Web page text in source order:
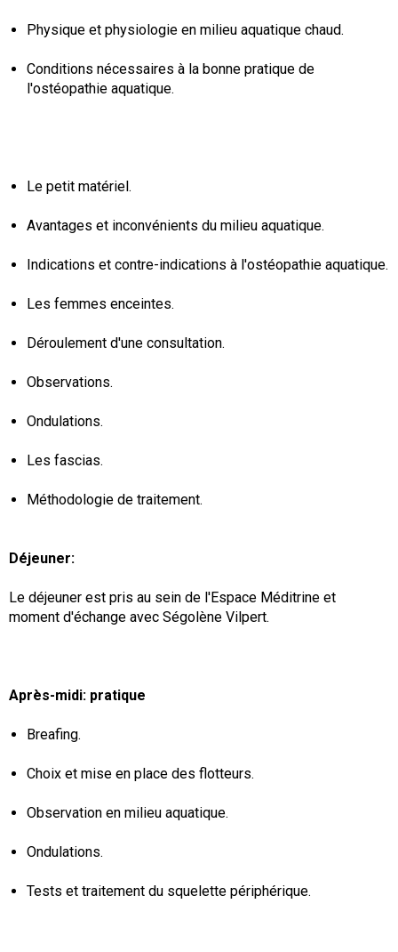
Physique et physiologie en milieu aquatique chaud.
Conditions nécessaires à la bonne pratique de
l'ostéopathie aquatique.
Le petit matériel.
Avantages et inconvénients du milieu aquatique.
Indications et contre-indications à l'ostéopathie aquatique.
Les femmes enceintes.
Déroulement d'une consultation.
Observations.
Ondulations.
Les fascias.
Méthodologie de traitement.
Déjeuner:
Le déjeuner est pris au sein de l'Espace Méditrine et
moment d'échange avec Ségolène Vilpert.
Après-midi: pratique
Breafing.
Choix et mise en place des flotteurs.
Observation en milieu aquatique.
Ondulations.
Tests et traitement du squelette périphérique.